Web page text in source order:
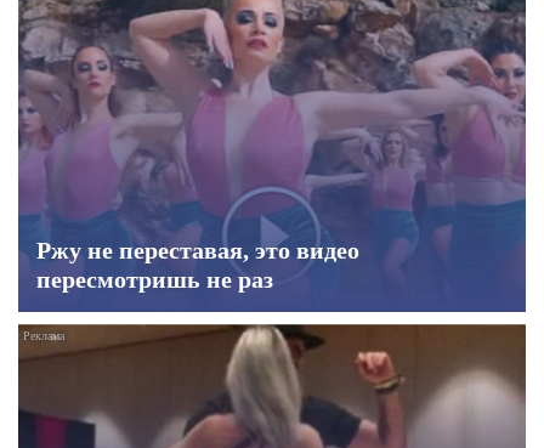
Ржу не переставая, это видео
пересмотришь не раз